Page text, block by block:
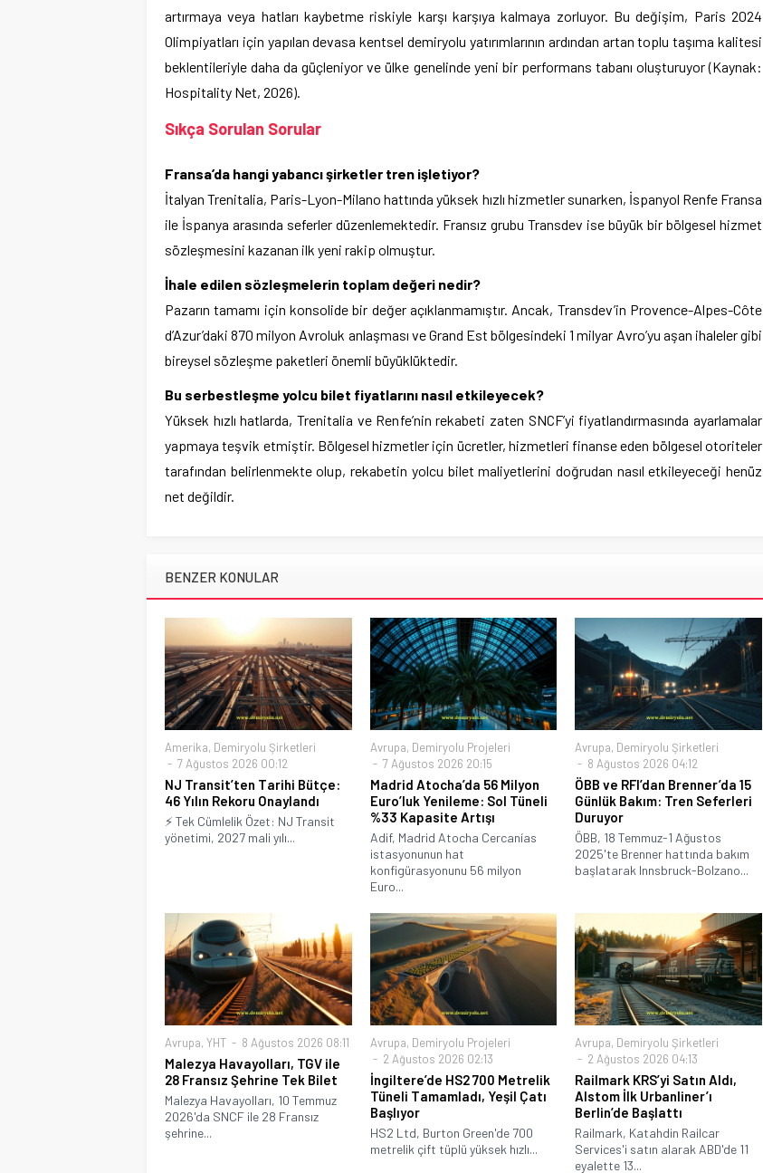
artırmaya veya hatları kaybetme riskiyle karşı karşıya kalmaya zorluyor. Bu değişim, Paris 2024
Olimpiyatları için yapılan devasa kentsel demiryolu yatırımlarının ardından artan toplu taşıma kalitesi
beklentileriyle daha da güçleniyor ve ülke genelinde yeni bir performans tabanı oluşturuyor (Kaynak:
Hospitality Net, 2026).
Sıkça Sorulan Sorular
Fransa’da hangi yabancı şirketler tren işletiyor?
İtalyan Trenitalia, Paris-Lyon-Milano hattında yüksek hızlı hizmetler sunarken, İspanyol Renfe Fransa
ile İspanya arasında seferler düzenlemektedir. Fransız grubu Transdev ise büyük bir bölgesel hizmet
sözleşmesini kazanan ilk yeni rakip olmuştur.
İhale edilen sözleşmelerin toplam değeri nedir?
Pazarın tamamı için konsolide bir değer açıklanmamıştır. Ancak, Transdev’in Provence-Alpes-Côte
d’Azur’daki 870 milyon Avroluk anlaşması ve Grand Est bölgesindeki 1 milyar Avro’yu aşan ihaleler gibi
bireysel sözleşme paketleri önemli büyüklüktedir.
Bu serbestleşme yolcu bilet fiyatlarını nasıl etkileyecek?
Yüksek hızlı hatlarda, Trenitalia ve Renfe’nin rekabeti zaten SNCF’yi fiyatlandırmasında ayarlamalar
yapmaya teşvik etmiştir. Bölgesel hizmetler için ücretler, hizmetleri finanse eden bölgesel otoriteler
tarafından belirlenmekte olup, rekabetin yolcu bilet maliyetlerini doğrudan nasıl etkileyeceği henüz
net değildir.
BENZER KONULAR
Amerika, Demiryolu Şirketleri
7 Ağustos 2026 00:12
NJ Transit’ten Tarihi Bütçe:
46 Yılın Rekoru Onaylandı
⚡ Tek Cümlelik Özet: NJ Transit
yönetimi, 2027 mali yılı...
Avrupa, Demiryolu Projeleri
7 Ağustos 2026 20:15
Madrid Atocha’da 56 Milyon
Euro’luk Yenileme: Sol Tüneli
%33 Kapasite Artışı
Adif, Madrid Atocha Cercanías
istasyonunun hat
konfigürasyonunu 56 milyon
Euro...
Avrupa, Demiryolu Şirketleri
8 Ağustos 2026 04:12
ÖBB ve RFI’dan Brenner’da 15
Günlük Bakım: Tren Seferleri
Duruyor
ÖBB, 18 Temmuz-1 Ağustos
2025'te Brenner hattında bakım
başlatarak Innsbruck-Bolzano...
Avrupa, YHT 8 Ağustos 2026 08:11
Malezya Havayolları, TGV ile
28 Fransız Şehrine Tek Bilet
Malezya Havayolları, 10 Temmuz
2026'da SNCF ile 28 Fransız
şehrine...
Avrupa, Demiryolu Projeleri
2 Ağustos 2026 02:13
İngiltere’de HS2 700 Metrelik
Tüneli Tamamladı, Yeşil Çatı
Başlıyor
HS2 Ltd, Burton Green'de 700
metrelik çift tüplü yüksek hızlı...
Avrupa, Demiryolu Şirketleri
2 Ağustos 2026 04:13
Railmark KRS’yi Satın Aldı,
Alstom İlk Urbanliner’ı
Berlin’de Başlattı
Railmark, Katahdin Railcar
Services'i satın alarak ABD'de 11
eyalette 13...